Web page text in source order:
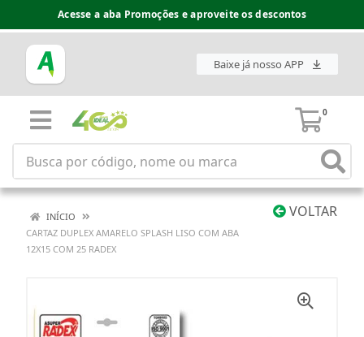
Acesse a aba Promoções e aproveite os descontos
Baixe já nosso APP
0
VOLTAR
INÍCIO
CARTAZ DUPLEX AMARELO SPLASH LISO COM ABA
12X15 COM 25 RADEX